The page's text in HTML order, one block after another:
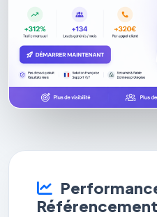
Référencement